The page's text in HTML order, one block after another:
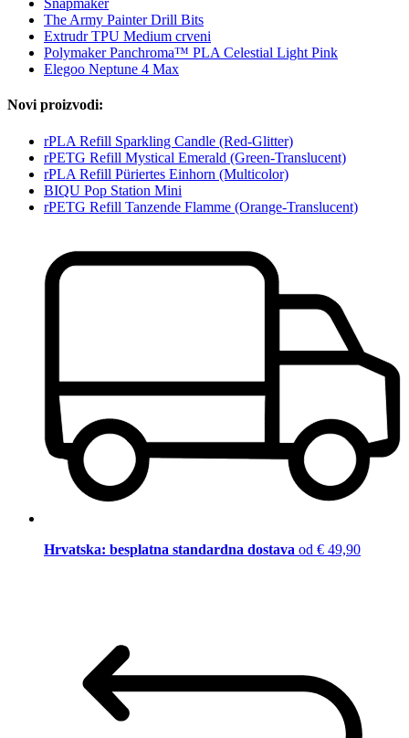
Snapmaker
The Army Painter Drill Bits
Extrudr TPU Medium crveni
Polymaker Panchroma™ PLA Celestial Light Pink
Elegoo Neptune 4 Max
Novi proizvodi:
rPLA Refill Sparkling Candle (Red-Glitter)
rPETG Refill Mystical Emerald (Green-Translucent)
rPLA Refill Püriertes Einhorn (Multicolor)
BIQU Pop Station Mini
rPETG Refill Tanzende Flamme (Orange-Translucent)
Hrvatska: besplatna standardna dostava od € 49,90